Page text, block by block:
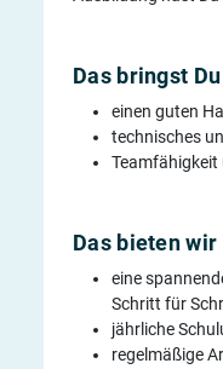
Das bringst
einen guten
technisches
Teamfähigkeit
Das bieten wir
eine
Schritt für
jährliche
regelmäßige